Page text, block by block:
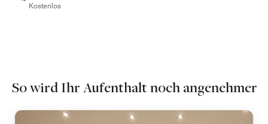
Kostenlos
So wird Ihr Aufenthalt noch angenehmer